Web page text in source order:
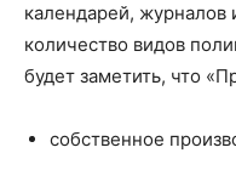
календарей, журналов
количество видов
будет заметить, что
собственное